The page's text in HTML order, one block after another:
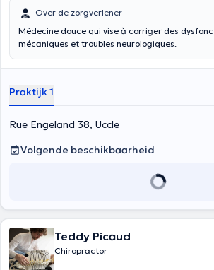
Over de zorgverlener
Médecine douce qui vise à corriger des
mécaniques et troubles neurologiques.
Praktijk 1
Rue Engeland 38, Uccle
Volgende beschikbaarheid
Teddy Picaud
Chiropractor